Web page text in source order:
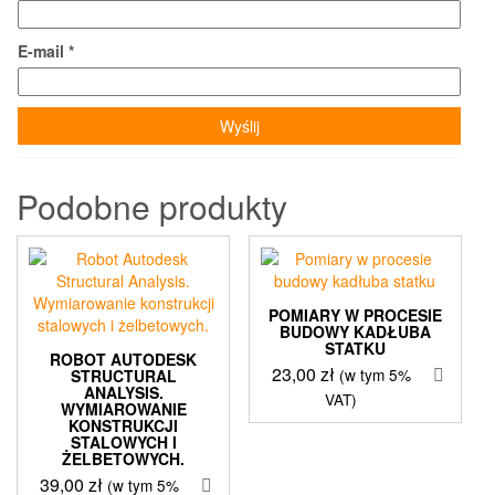
E-mail *
Podobne produkty
ROBOT AUTODESK
STRUCTURAL
ANALYSIS.
WYMIAROWANIE
KONSTRUKCJI
STALOWYCH I
ŻELBETOWYCH.
39,00zł (w tym 5%
POMIARY W PROCESIE
BUDOWY KADŁUBA
STATKU
23,00 zł (w tym 5%
VAT)